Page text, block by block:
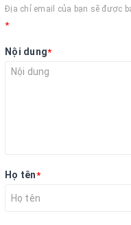
Địa chỉ email của bạn sẽ được
*
Nội dung*
Họ tên*